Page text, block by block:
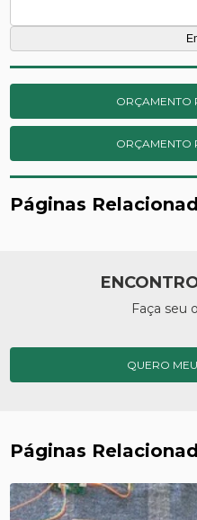
ORÇAMENTO
ORÇAMENTO
Páginas
Faça seu
QUERO
Páginas